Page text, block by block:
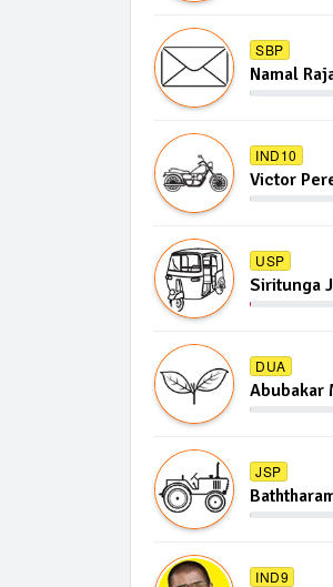
SBP
Namal
IND10
Victor
USP
Siritunga
DUA
Abubakar
JSP
IND9